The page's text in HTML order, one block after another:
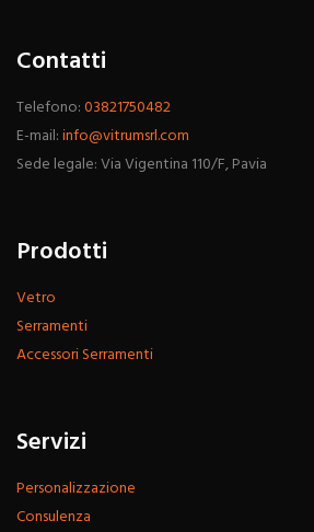
Contatti
Telefono:03821750482
E-mail:info@vitrumsrl.com
Sede legale: Via Vigentina 110/F, Pavia
Prodotti
Vetro
Serramenti
Accessori Serramenti
Servizi
Personalizzazione
Consulenza